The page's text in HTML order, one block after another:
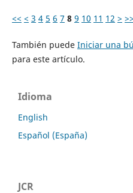
<< < 3 4 5 6 7 8 9 10 11 12 > >>
También puede Iniciar una
para este artículo.
Idioma
English
Español (España)
JCR